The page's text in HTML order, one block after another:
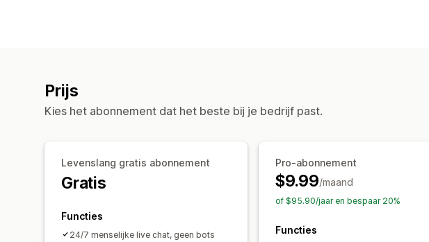
Prijs
Kies het abonnement dat het beste bij je bedrijf past.
Levenslang gratis abonnement
Gratis
Functies
24/7 menselijke live chat, geen bots
Pro-abonnement
$9.99/maand
of $95.90/jaar en bespaar 20%
Functies